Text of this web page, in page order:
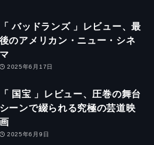
「 バッドランズ 」レビュー、最
後のアメリカン・ニュー・シネ
マ
2025年6月17日
「 国宝 」レビュー、圧巻の舞台
シーンで綴られる究極の芸道映
画
2025年6月9日